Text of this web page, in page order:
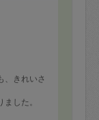
いけれど
そうなも
に捨てら
棄選抜を
れてい
れてしま
寝室でし
いうか、
、きれいさ
した。
ゃなかっ